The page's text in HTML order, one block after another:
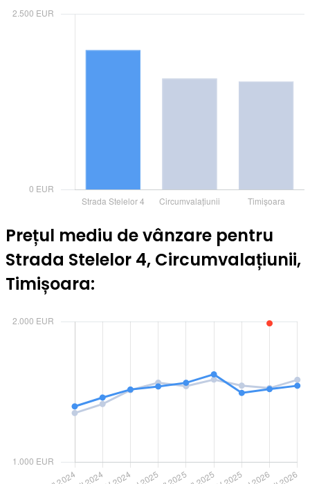
Prețul mediu de vânzare pentru
Strada Stelelor 4, Circumvalațiunii,
Timișoara: